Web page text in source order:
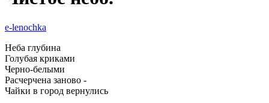
e-lenochka
Неба глубина
Голубая криками
Черно-белыми
Расчерчена заново -
Чайки в город вернулись